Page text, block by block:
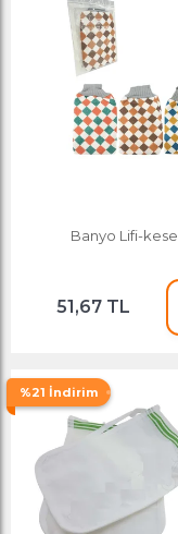
Banyo Lifi-kese
51,67 TL
%21 İndirim